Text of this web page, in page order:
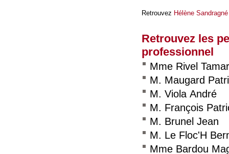
Retrouvez Hélène Sandragné
Retrouvez les
professionnel
Mme Rivel
M. Maugard
M. Viola André
M. François
M. Brunel Jean
M. Le Floc'H
Mme Bardou